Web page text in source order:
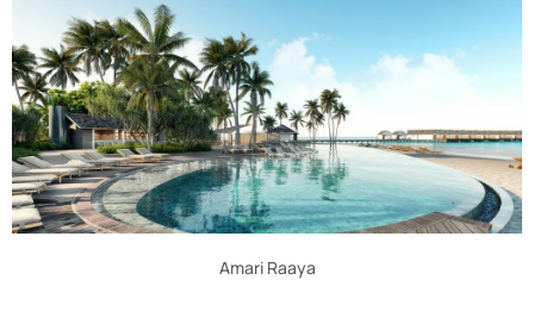
Amari Raaya